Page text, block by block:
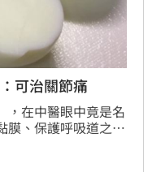
可治關節痛
，在中醫眼中竟是名
膜、保護呼吸道之
蛋需每日攝取15至